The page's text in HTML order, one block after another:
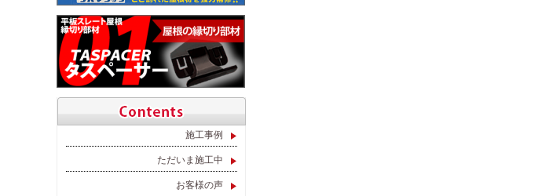
施工事例
ただいま施工中
お客様の声